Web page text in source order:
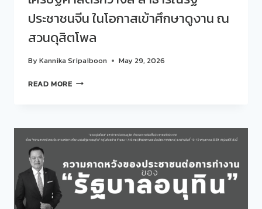
ประชาชนจีน ในโอกาสเข้าศึกษาดูงาน ณ
สวนดุสิตโพล
ByKannika Sripaiboon May 29, 2026
READ MOREสวน
มหาวิทยาลัย
สวนดุสิต
ต้อนรับ
และ
แลก
เปลี่ยน